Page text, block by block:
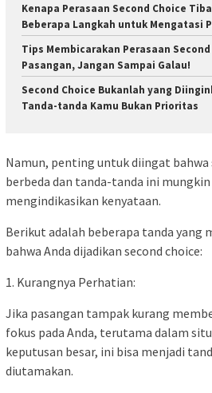
Kenapa Perasaan Second Choice
Beberapa Langkah untuk Mengatasi
Tips Membicarakan Perasaan
Pasangan, Jangan Sampai Galau!
Second Choice Bukanlah yang
Tanda-tanda Kamu Bukan Prioritas
Namun, penting untuk diingat
berbeda dan tanda-tanda ini
mengindikasikan kenyataan.
Berikut adalah beberapa tanda yang
bahwa Anda dijadikan second choice:
1. Kurangnya Perhatian:
Jika pasangan tampak kurang
fokus pada Anda, terutama dalam
keputusan besar, ini bisa menjadi
diutamakan.